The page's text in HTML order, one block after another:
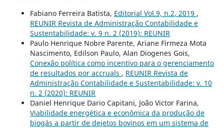
Fabiano Ferreira Batista, Editorial Vol.9, n.2, 2019 ,
REUNIR Revista de Administração Contabilidade e
Sustentabilidade: v. 9 n. 2 (2019): REUNIR
Paulo Henrique Nobre Parente, Ariane Firmeza Mota
Nascimento, Edilson Paulo, Alan Diogenes Gois,
Conexão política como incentivo para o gerenciamento
de resultados por accruals , REUNIR Revista de
Administração Contabilidade e Sustentabilidade: v. 10
n. 2 (2020): REUNIR
Daniel Henrique Dario Capitani, João Victor Farina,
Viabilidade energética e econômica da produção de
biogás a partir de dejetos bovinos em um sistema de